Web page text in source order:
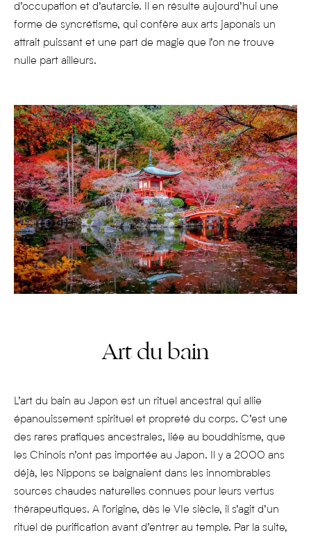
d’occupation et d’autarcie. Il en résulte aujourd’hui une
forme de syncrétisme, qui confère aux arts japonais un
attrait puissant et une part de magie que l’on ne trouve
nulle part ailleurs.
Art du bain
L’art du bain au Japon est un rituel ancestral qui allie
épanouissement spirituel et propreté du corps. C’est une
des rares pratiques ancestrales, liée au bouddhisme, que
les Chinois n’ont pas importée au Japon. Il y a 2000 ans
déjà, les Nippons se baignaient dans les innombrables
sources chaudes naturelles connues pour leurs vertus
thérapeutiques. A l’origine, dès le VIe siècle, il s’agit d’un
rituel de purification avant d’entrer au temple. Par la suite,